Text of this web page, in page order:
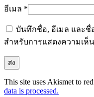
อีเมล *
บันทึกชื่อ, อีเมล และชื่
สำหรับการแสดงความเห็
This site uses Akismet to
data is processed.